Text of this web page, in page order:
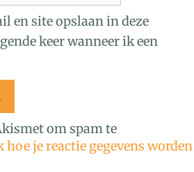
en site opslaan in deze
keer wanneer ik een
om spam te
hoe je reactie gegevens worden